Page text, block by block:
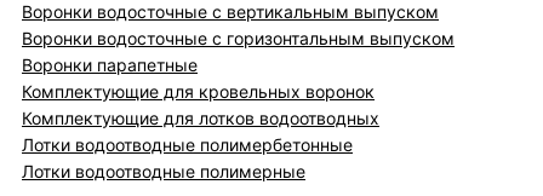
Воронки водосточные с вертикальным выпуском
Воронки водосточные с горизонтальным выпуском
Воронки парапетные
Комплектующие для кровельных воронок
Комплектующие для лотков водоотводных
Лотки водоотводные полимербетонные
Лотки водоотводные полимерные